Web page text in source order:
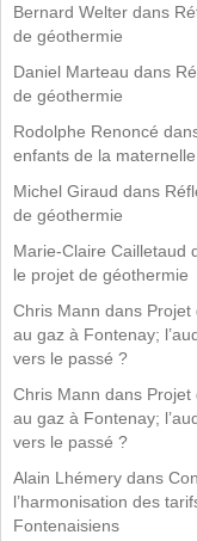
Bernard Welter dans
de géothermie
Daniel Marteau dans
de géothermie
Rodolphe Renoncé
enfants de la
Michel Giraud dans
de géothermie
Marie-Claire Cailletaud
le projet de géothermie
Chris Mann dans Projet
au gaz à Fontenay;
vers le passé ?
Chris Mann dans Projet
au gaz à Fontenay;
vers le passé ?
Alain Lhémery dans
l’harmonisation des
Fontenaisiens